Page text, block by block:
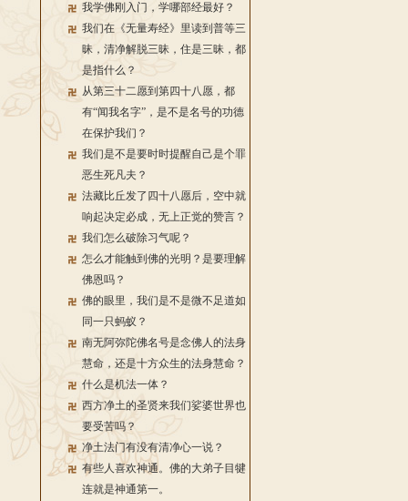
我学佛刚入门，学哪部经最好？
我们在《无量寿经》里读到普等三
昧，清净解脱三昧，住是三昧，都
是指什么？
从第三十二愿到第四十八愿，都
有“闻我名字”，是不是名号的功德
在保护我们？
我们是不是要时时提醒自己是个罪
恶生死凡夫？
法藏比丘发了四十八愿后，空中就
响起决定必成，无上正觉的赞言？
我们怎么破除习气呢？
怎么才能触到佛的光明？是要理解
佛恩吗？
佛的眼里，我们是不是微不足道如
同一只蚂蚁？
南无阿弥陀佛名号是念佛人的法身
慧命，还是十方众生的法身慧命？
什么是机法一体？
西方净土的圣贤来我们娑婆世界也
要受苦吗？
净土法门有没有清净心一说？
有些人喜欢神通。佛的大弟子目犍
连就是神通第一。